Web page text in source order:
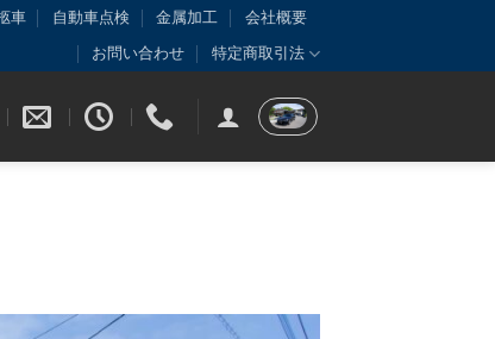
車 自動車点検 金属加工
会社概要
お問い合わせ
特定商取引法